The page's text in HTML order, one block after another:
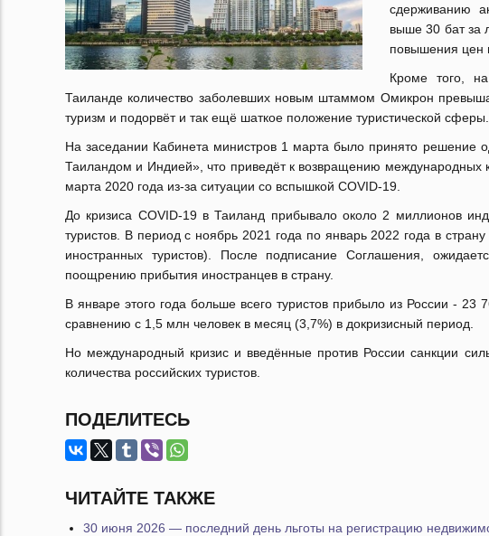
сдерживанию
выше 30 бат за
повышения цен
Кроме того,
Таиланде количество заболевших новым штаммом Омикрон
туризм и подорвёт и так ещё шаткое положение туристической сферы.
На заседании Кабинета министров 1 марта было принято решение
Таиландом и Индией», что приведёт к возвращению международных
марта 2020 года из-за ситуации со вспышкой COVID-19.
До кризиса COVID-19 в Таиланд прибывало около 2 миллионов
туристов. В период с ноябрь 2021 года по январь 2022 года в
иностранных туристов). После подписание Соглашения,
поощрению прибытия иностранцев в страну.
В январе этого года больше всего туристов прибыло из России -
сравнению с 1,5 млн человек в месяц (3,7%) в докризисный период.
Но международный кризис и введённые против России санкции
количества российских туристов.
ПОДЕЛИТЕСЬ
ЧИТАЙТЕ ТАКЖЕ
30 июня 2026 — последний день льготы на регистрацию